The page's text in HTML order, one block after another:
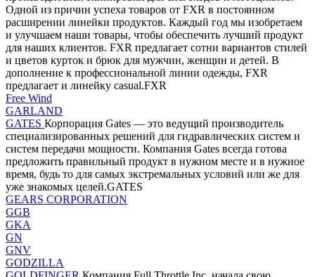
Одной из причин успеха товаров от FXR в постоянном
расширении линейки продуктов. Каждый год мы изобретаем
и улучшаем наши товары, чтобы обеспечить лучший продукт
для наших клиентов. FXR предлагает сотни вариантов стилей
и цветов курток и брюк для мужчин, женщин и детей. В
дополнение к профессиональной линии одежды, FXR
предлагает и линейку casual.FXR
Free Wind
GARLAND
GATES Корпорация Gates — это ведущий производитель
специализированных решений для гидравлических систем и
систем передачи мощности. Компания Gates всегда готова
предложить правильный продукт в нужном месте и в нужное
время, будь то для самых экстремальных условий или же для
уже знакомых целей.GATES
GEARS CORPORATION
GGB
GKA
GN
GNV
GODZILLA